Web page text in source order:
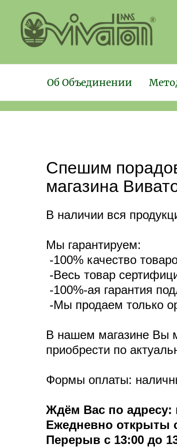
Об Объединении
Спешим
магазина
В наличии вся
Мы гарантируем:
-100% качество
-Весь товар
-100%-ая гарантия
-Мы продаем только
В нашем магазине Вы
приобрести по
Формы оплаты:
Ждём Вас по адресу:
Ежедневно открыты
Перерыв с 13:00 до